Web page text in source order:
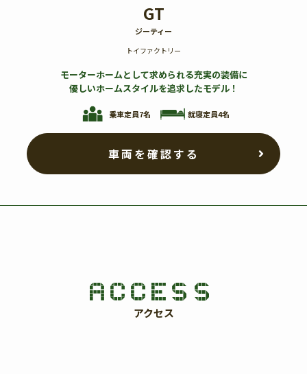
GT
ジーティー
トイファクトリー
モーターホームとして求められる充実の装備に
優しいホームスタイルを追求したモデル！
乗車定員7名 就寝定員4名
車両を確認する
ACCESS
アクセス